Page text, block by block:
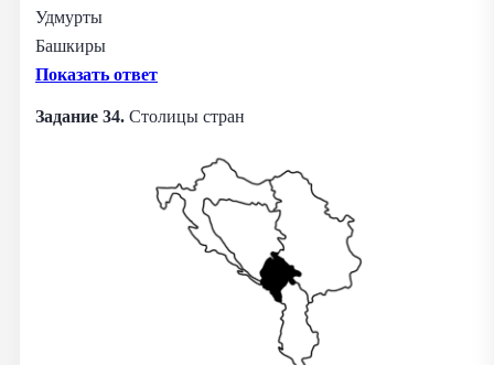
Удмурты
Башкиры
Показать ответ
Задание 34. Столицы стран